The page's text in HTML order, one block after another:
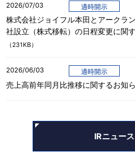
2026/07/03 適時開示
株式会社ジョイフル本田とアークラ
社設立（株式移転）の日程変更に関
（231KB）
2026/06/03 適時開示
売上高前年同月比推移に関するお知
IRニュース